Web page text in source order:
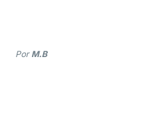
Por M.B